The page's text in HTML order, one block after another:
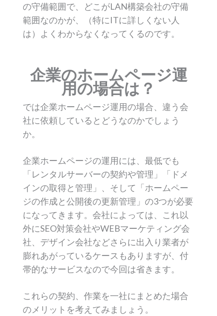
の守備範囲で、どこがLAN構築会社の守備
範囲なのかが、（特にITに詳しくない人
は）よくわからなくなってくるのです。
企業のホームページ運
用の場合は？
では企業ホームページ運用の場合、違う会
社に依頼しているとどうなのかでしょう
か。
企業ホームページの運用には、最低でも
「レンタルサーバーの契約や管理」「ドメ
インの取得と管理」、そして「ホームペー
ジの作成と公開後の更新管理」の3つが必要
になってきます。会社によっては、これ以
外にSEO対策会社やWEBマーケティング会
社、デザイン会社などさらに出入り業者が
膨れあがっているケースもありますが、付
帯的なサービスなので今回は省きます。
これらの契約、作業を一社にまとめた場合
のメリットを考えてみましょう。